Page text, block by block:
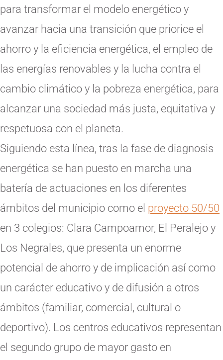
para transformar el modelo energético y
avanzar hacia una transición que priorice el
ahorro y la eficiencia energética, el empleo de
las energías renovables y la lucha contra el
cambio climático y la pobreza energética, para
alcanzar una sociedad más justa, equitativa y
respetuosa con el planeta.
Siguiendo esta línea, tras la fase de diagnosis
energética se han puesto en marcha una
batería de actuaciones en los diferentes
ámbitos del municipio como el proyecto 50/50
en 3 colegios: Clara Campoamor, El Peralejo y
Los Negrales, que presenta un enorme
potencial de ahorro y de implicación así como
un carácter educativo y de difusión a otros
ámbitos (familiar, comercial, cultural o
deportivo). Los centros educativos representan
el segundo grupo de mayor gasto en